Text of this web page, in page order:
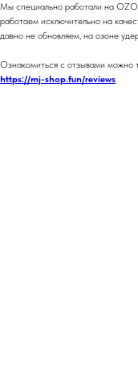
Мы специально работали на
работаем исключительно на
давно не обновляем, на озоне
Ознакомиться с отзывами можно
https://mj-shop.fun/reviews